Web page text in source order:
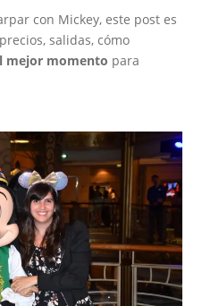
con Mickey, este post es
salidas, cómo
mejor momento para